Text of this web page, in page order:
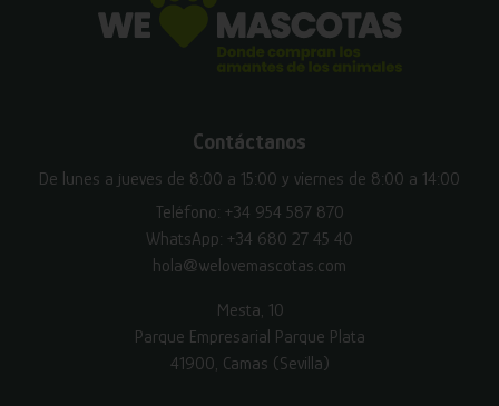
Contáctanos
De lunes a jueves de 8:00 a 15:00 y viernes de 8:00 a 14:00
Teléfono: +34 954 587 870
WhatsApp: +34 680 27 45 40
hola@welovemascotas.com
Mesta, 10
Parque Empresarial Parque Plata
41900, Camas (Sevilla)